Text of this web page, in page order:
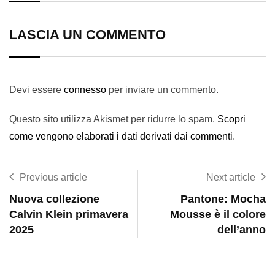
LASCIA UN COMMENTO
Devi essere connesso per inviare un commento.
Questo sito utilizza Akismet per ridurre lo spam. Scopri
come vengono elaborati i dati derivati dai commenti.
Previous article
Nuova collezione
Calvin Klein primavera
2025
Next article
Pantone: Mocha
Mousse è il colore
dell’anno